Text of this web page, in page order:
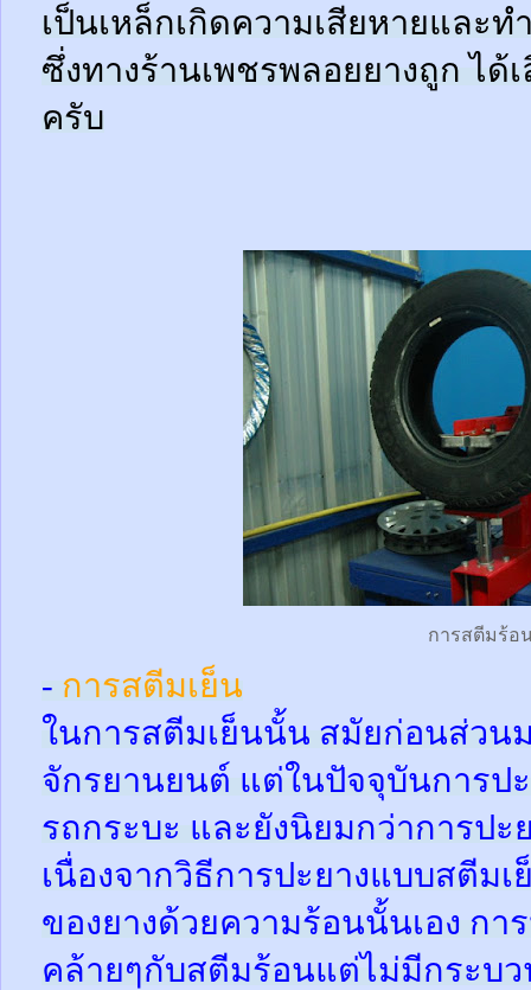
เป็นเหล็กเกิดความเสียหายและท
ซึ่งทางร้านเพชรพลอยยางถูก ได้
ครับ
การสตีมร้อ
- การสตีมเย็น
ในการสตีมเย็นนั้น สมัยก่อนส่วน
จักรยานยนต์ แต่ในปัจจุบันการป
รถกระบะ และยังนิยมกว่าการป
เนื่องจากวิธีการปะยางแบบสตีม
ของยางด้วยความร้อนนั้นเอง กา
คล้ายๆกับสตีมร้อนแต่ไม่มีกระบ